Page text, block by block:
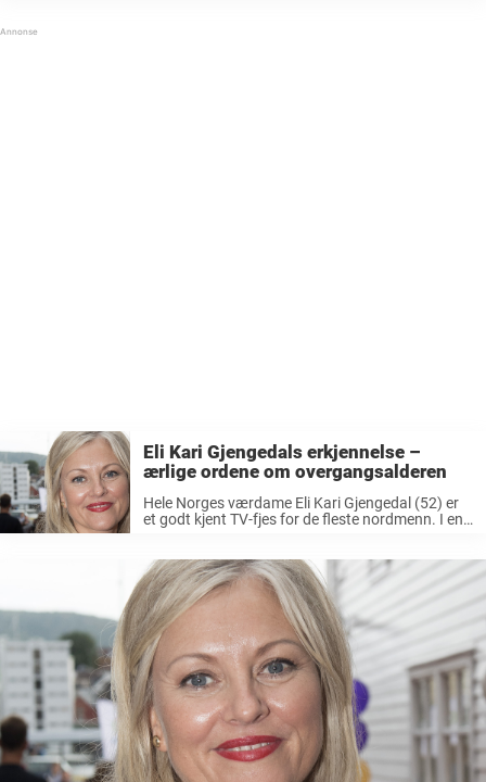
Eli Kari Gjengedals erkjennelse –
ærlige ordene om overgangsalderen
Hele Norges værdame Eli Kari Gjengedal (52) er
et godt kjent TV-fjes for de fleste nordmenn. I en
...